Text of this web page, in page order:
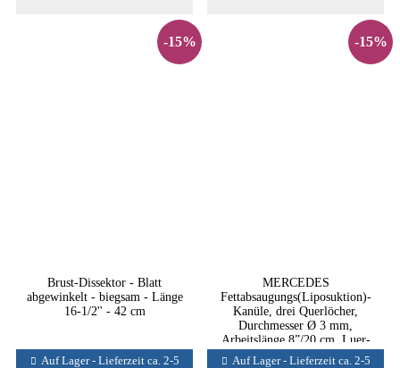
-15%
Brust-Dissektor - Blatt
abgewinkelt - biegsam - Länge
16-1/2'' - 42 cm
Auf Lager - Lieferzeit ca. 2-5
-15%
MERCEDES
Fettabsaugungs(Liposuktion)-
Kanüle, drei Querlöcher,
Durchmesser Ø 3 mm,
Arbeitslänge 8”/20 cm, Luer-
Lock Anschluss
Auf Lager - Lieferzeit ca. 2-5